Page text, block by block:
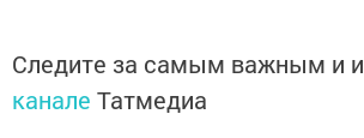
Следите за самым важным и
канале Татмедиа